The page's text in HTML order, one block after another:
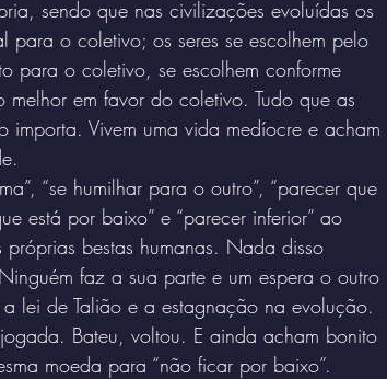
sendo que nas civilizações evoluídas os
para o coletivo; os seres se escolhem pelo
para o coletivo, se escolhem conforme
em favor do coletivo. Tudo que as
Vivem uma vida medíocre e acham
“se humilhar para o outro”, “parecer que
está por baixo” e “parecer inferior” ao
bestas humanas. Nada disso
faz a sua parte e um espera o outro
lei de Talião e a estagnação na evolução.
Bateu, voltou. E ainda acham bonito
moeda para “não ficar por baixo”.